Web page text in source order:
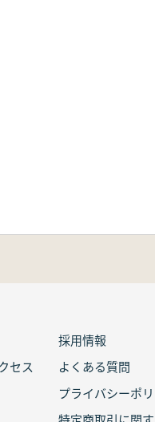
採用情報
セス
よくある質問
プライバシーポ